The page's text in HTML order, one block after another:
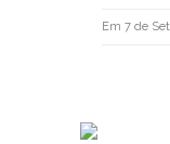
Em 7 de